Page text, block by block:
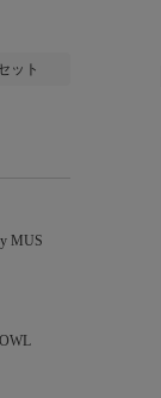
ット
MUS